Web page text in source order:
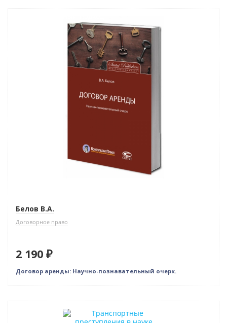
Белов В.А.
Договорное право
2 190 ₽
Договор аренды: Научно-познавательный очерк.
Нет в наличии